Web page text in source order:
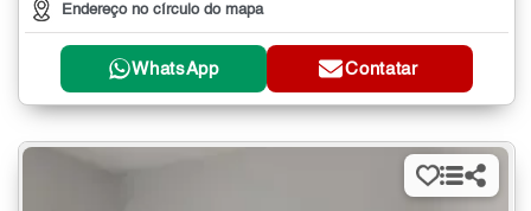
Endereço no círculo do mapa
WhatsApp Contatar